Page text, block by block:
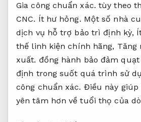
Gia công chuẩn xác. tùy theo
CNC. Ít hư hỏng. Một số nhà
dịch vụ hỗ trợ bảo trì định kỳ,
thế linh kiện chính hãng, Tăng
xuất. đồng hành bảo đảm
định trong suốt quá trình sử
công chuẩn xác. Điều này giúp
yên tâm hơn về tuổi thọ của